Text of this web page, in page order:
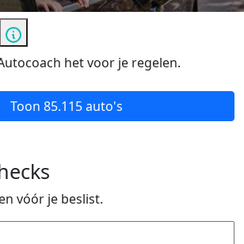
het voor je regelen.
Toon 85.115 auto's
vóór je beslist.